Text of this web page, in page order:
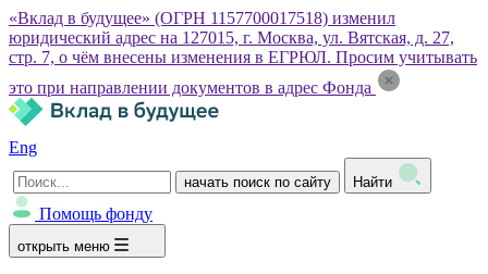
«Вклад в будущее» (ОГРН 1157700017518) изменил
юридический адрес на 127015, г. Москва, ул. Вятская, д. 27,
стр. 7, о чём внесены изменения в ЕГРЮЛ. Просим учитывать
это при направлении документов в адрес Фонда
Eng
начать поиск по сайту Найти
Помощь фонду
открыть меню